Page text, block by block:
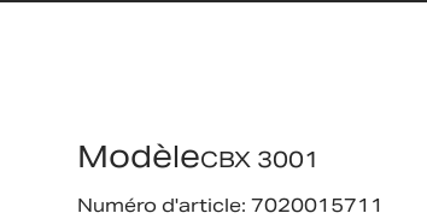
ModèleCBX 3001
Numéro d'article: 7020015711